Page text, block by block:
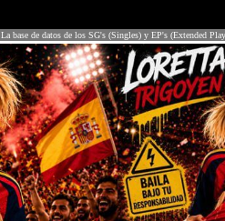
La base de datos de los SG's (Singles) y EP's (Extended